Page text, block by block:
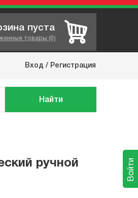
пуста
товары (0)
Вход / Регистрация
Найти
ручной
Войти